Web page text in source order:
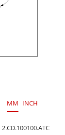
MM INCH
2.CD.100100.ATC